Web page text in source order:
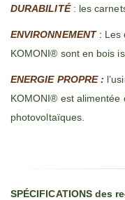
DURABILITÉ: les
ENVIRONNEMENT: Les
KOMONI® sont en bois
ENERGIE PROPRE :
KOMONI® est
photovoltaïques.
SPÉCIFICATIONS des